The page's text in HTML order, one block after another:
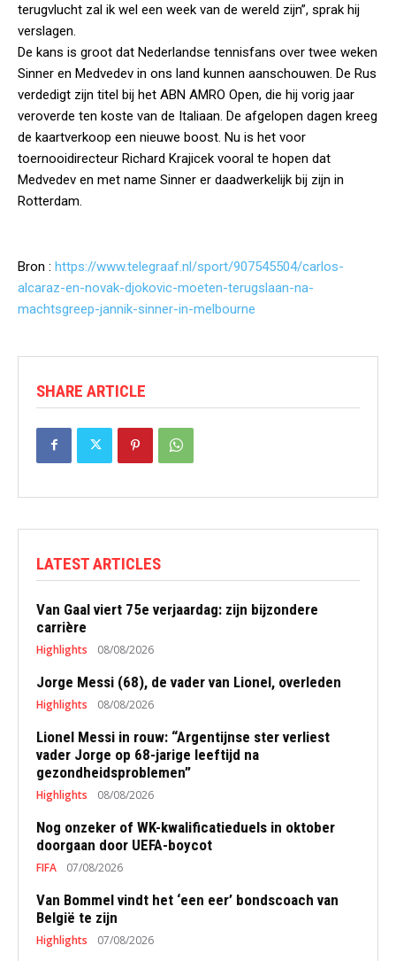
terugvlucht zal ik wel een week van de wereld zijn”, sprak hij
verslagen.
De kans is groot dat Nederlandse tennisfans over twee weken
Sinner en Medvedev in ons land kunnen aanschouwen. De Rus
verdedigt zijn titel bij het ABN AMRO Open, die hij vorig jaar
veroverde ten koste van de Italiaan. De afgelopen dagen kreeg
de kaartverkoop een nieuwe boost. Nu is het voor
toernooidirecteur Richard Krajicek vooral te hopen dat
Medvedev en met name Sinner er daadwerkelijk bij zijn in
Rotterdam.
Bron : https://www.telegraaf.nl/sport/907545504/carlos-
alcaraz-en-novak-djokovic-moeten-terugslaan-na-
machtsgreep-jannik-sinner-in-melbourne
SHARE ARTICLE
LATEST ARTICLES
Van Gaal viert 75e verjaardag: zijn bijzondere
carrière
Highlights 08/08/2026
Jorge Messi (68), de vader van Lionel, overleden
Highlights 08/08/2026
Lionel Messi in rouw: “Argentijnse ster verliest
vader Jorge op 68-jarige leeftijd na
gezondheidsproblemen”
Highlights 08/08/2026
Nog onzeker of WK-kwalificatieduels in oktober
doorgaan door UEFA-boycot
FIFA 07/08/2026
Van Bommel vindt het ‘een eer’ bondscoach van
België te zijn
Highlights 07/08/2026